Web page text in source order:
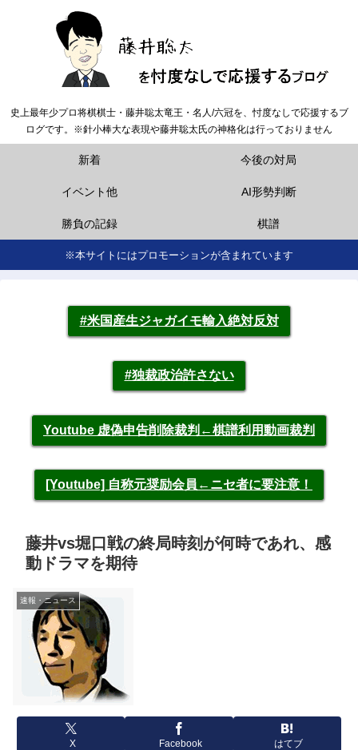
史上最年少プロ将棋棋士・藤井聡太竜王・名人/六冠を、忖度なしで応援するブ
ログです。※針小棒大な表現や藤井聡太氏の神格化は行っておりません
新着 今後の対局
イベント他 AI形勢判断
勝負の記録 棋譜
※本サイトにはプロモーションが含まれています
#米国産生ジャガイモ輸入絶対反対
#独裁政治許さない
Youtube 虚偽申告削除裁判←棋譜利用動画裁判
[Youtube] 自称元奨励会員←ニセ者に要注意！
藤井vs堀口戦の終局時刻が何時であれ、感
動ドラマを期待
速報・ニュース
X Facebook はてブ